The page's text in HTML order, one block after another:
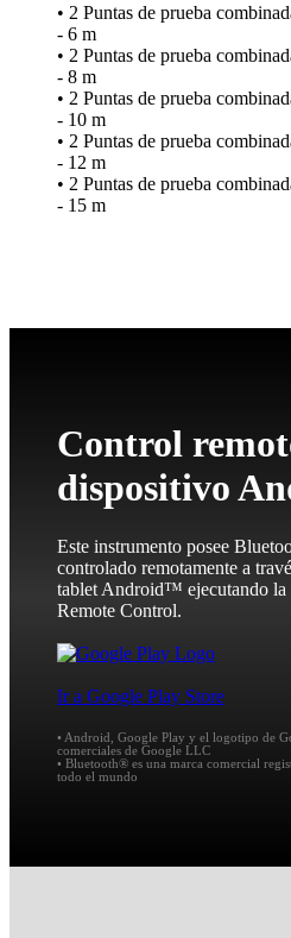
• 2 Puntas de prueba
- 6 m
• 2 Puntas de prueba
- 8 m
• 2 Puntas de prueba
- 10 m
• 2 Puntas de prueba
- 12 m
• 2 Puntas de prueba
- 15 m
Control
dispositivo
Este instrumento posee
controlado remotamente a
tablet Android™ ejecutando
Remote Control.
Ir a Google Play Store
• Android, Google Play y el logotipo de
comerciales de Google LLC
• Bluetooth® es una marca comercial
todo el mundo